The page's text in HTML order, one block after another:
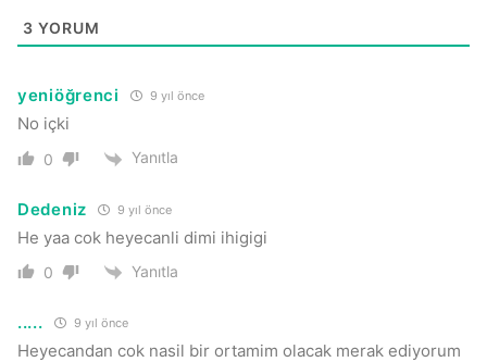
3 YORUM
yeniöğrenci 9 yıl önce
No içki
0 Yanıtla
Dedeniz 9 yıl önce
He yaa cok heyecanli dimi ihigigi
0 Yanıtla
..... 9 yıl önce
Heyecandan cok nasil bir ortamim olacak merak ediyorum